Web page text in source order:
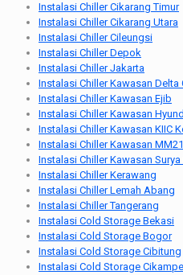
Instalasi Chiller Cikarang Timur
Instalasi Chiller Cikarang Utara
Instalasi Chiller Cileungsi
Instalasi Chiller Depok
Instalasi Chiller Jakarta
Instalasi Chiller Kawasan Delta
Instalasi Chiller Kawasan Ejib
Instalasi Chiller Kawasan
Instalasi Chiller Kawasan KIIC
Instalasi Chiller Kawasan
Instalasi Chiller Kawasan Surya
Instalasi Chiller Kerawang
Instalasi Chiller Lemah Abang
Instalasi Chiller Tangerang
Instalasi Cold Storage Bekasi
Instalasi Cold Storage Bogor
Instalasi Cold Storage Cibitung
Instalasi Cold Storage